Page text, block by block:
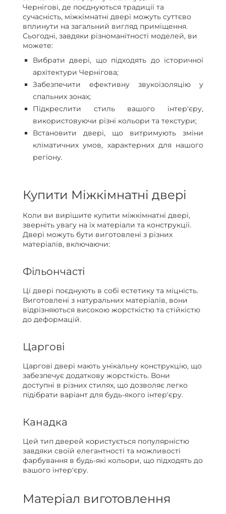
Чернігові, де поєднуються традиції та
сучасність, міжкімнатні двері можуть суттєво
вплинути на загальний вигляд приміщення.
Сьогодні, завдяки різноманітності моделей, ви
можете:
Вибрати двері, що підходять до історичної
архітектури Чернігова;
Забезпечити ефективну звукоізоляцію у
спальних зонах;
Підкреслити стиль вашого інтер'єру,
використовуючи різні кольори та текстури;
Встановити двері, що витримують зміни
кліматичних умов, характерних для нашого
регіону.
Купити Міжкімнатні двері
Коли ви вирішите купити міжкімнатні двері,
зверніть увагу на їх матеріали та конструкції.
Двері можуть бути виготовлені з різних
матеріалів, включаючи:
Фільончасті
Ці двері поєднують в собі естетику та міцність.
Виготовлені з натуральних матеріалів, вони
відрізняються високою жорсткістю та стійкістю
до деформацій.
Царгові
Царгові двері мають унікальну конструкцію, що
забезпечує додаткову жорсткість. Вони
доступні в різних стилях, що дозволяє легко
підібрати варіант для будь-якого інтер'єру.
Канадка
Цей тип дверей користується популярністю
завдяки своїй елегантності та можливості
фарбування в будь-які кольори, що підходять до
вашого інтер'єру.
Матеріал виготовлення